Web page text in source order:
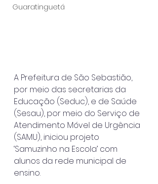
Guaratinguetá
A Prefeitura de São Sebastião,
por meio das secretarias da
Educação (Seduc), e de Saúde
(Sesau), por meio do Serviço de
Atendimento Móvel de Urgência
(SAMU), iniciou projeto
‘Samuzinho na Escola’ com
alunos da rede municipal de
ensino.